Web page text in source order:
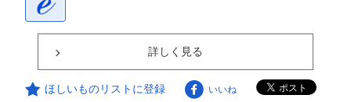
詳しく見る
ほしいものリストに登録 いいね